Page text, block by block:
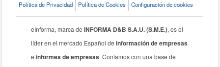
Política de Privacidad
Política de Cookies Configuración de cookies
eInforma, marca deINFORMA D&B S.A.U. (S.M.E.), es el
líder en el mercado Español deinformación de empresas
einformes de empresas. Contamos con una base de